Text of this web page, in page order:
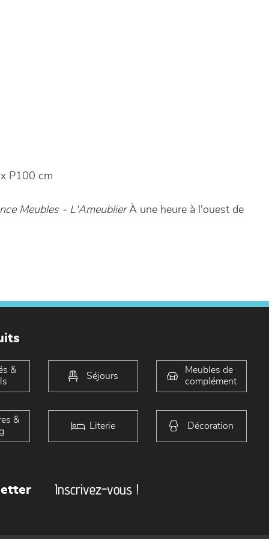
P100 cm
Meubles - L'AmeublierÀ une heure à l'ouest de
&
Séjours
Meubles de
complément
&
Literie Décoration
Inscrivez-vous !